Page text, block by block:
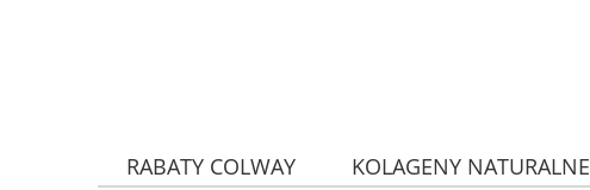
RABATY COLWAY KOLAGENY NATURALNE